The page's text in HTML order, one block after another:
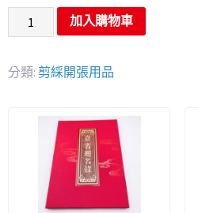
加入購物車
分類: 剪綵開張用品